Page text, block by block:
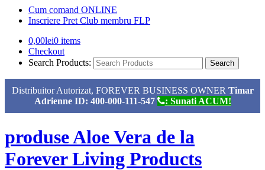
Cum comand ONLINE
Inscriere Pret Club membru FLP
0,00lei0 items
Checkout
Search Products:
Distribuitor Autorizat, FOREVER BUSINESS OWNER Timar
Adrienne ID: 400-000-111-547
: Sunati ACUM!
produse Aloe Vera de la
Forever Living Products